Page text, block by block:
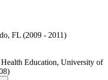
FL (2009 - 2011)
Education, University of